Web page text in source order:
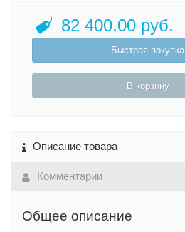
82 400,00 руб.
Быстрая покупка
В корзину
Описание товара
Комментарии
Общее описание